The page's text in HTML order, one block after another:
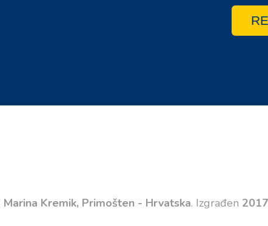
Marina Kremik, Primošten - Hrvatska. Izgrađen 2017